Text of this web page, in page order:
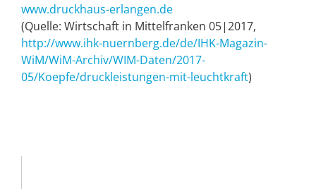
www.druckhaus-erlangen.de
(Quelle: Wirtschaft in Mittelfranken 05|2017,
http://www.ihk-nuernberg.de/de/IHK-Magazin-
WiM/WiM-Archiv/WIM-Daten/2017-
05/Koepfe/druckleistungen-mit-leuchtkraft)